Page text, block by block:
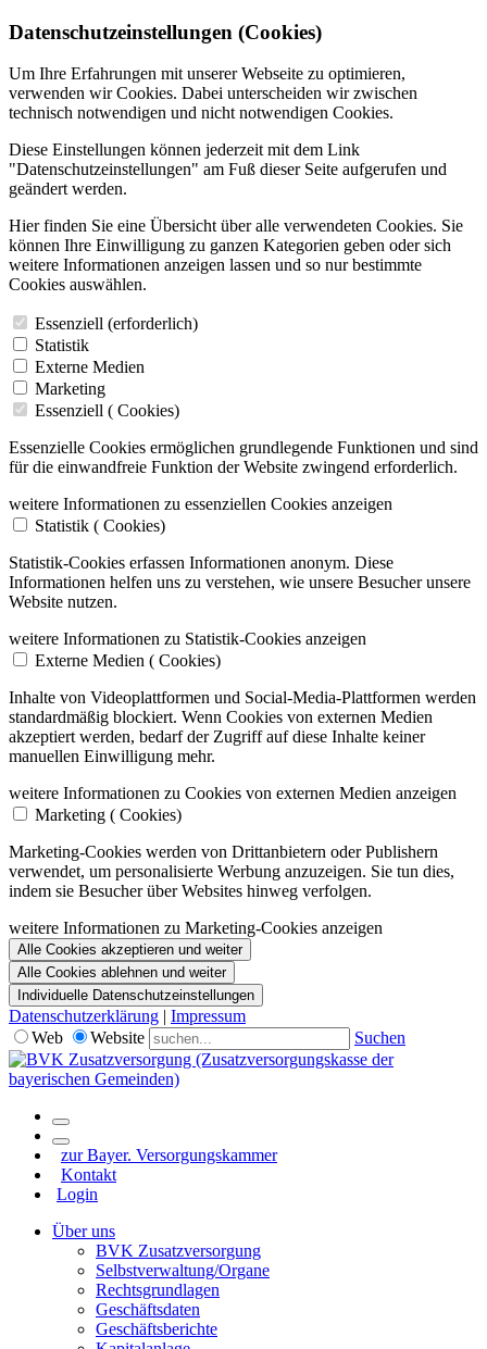
Datenschutzeinstellungen (Cookies)
Um Ihre Erfahrungen mit unserer Webseite zu optimieren,
verwenden wir Cookies. Dabei unterscheiden wir zwischen
technisch notwendigen und nicht notwendigen Cookies.
Diese Einstellungen können jederzeit mit dem Link
"Datenschutzeinstellungen" am Fuß dieser Seite aufgerufen und
geändert werden.
Hier finden Sie eine Übersicht über alle verwendeten Cookies. Sie
können Ihre Einwilligung zu ganzen Kategorien geben oder sich
weitere Informationen anzeigen lassen und so nur bestimmte
Cookies auswählen.
Essenziell (erforderlich)
Statistik
Externe Medien
Marketing
Essenziell ( Cookies)
Essenzielle Cookies ermöglichen grundlegende Funktionen und sind
für die einwandfreie Funktion der Website zwingend erforderlich.
weitere Informationen zu essenziellen Cookies anzeigen
Statistik ( Cookies)
Statistik-Cookies erfassen Informationen anonym. Diese
Informationen helfen uns zu verstehen, wie unsere Besucher unsere
Website nutzen.
weitere Informationen zu Statistik-Cookies anzeigen
Externe Medien ( Cookies)
Inhalte von Videoplattformen und Social-Media-Plattformen werden
standardmäßig blockiert. Wenn Cookies von externen Medien
akzeptiert werden, bedarf der Zugriff auf diese Inhalte keiner
manuellen Einwilligung mehr.
weitere Informationen zu Cookies von externen Medien anzeigen
Marketing ( Cookies)
Marketing-Cookies werden von Drittanbietern oder Publishern
verwendet, um personalisierte Werbung anzuzeigen. Sie tun dies,
indem sie Besucher über Websites hinweg verfolgen.
weitere Informationen zu Marketing-Cookies anzeigen
Alle Cookies akzeptieren und weiter
Alle Cookies ablehnen und weiter
Individuelle Datenschutzeinstellungen
Datenschutzerklärung | Impressum
Web
Website Suchen
zur Bayer. Versorgungskammer
Kontakt
Login
Über uns
BVK Zusatzversorgung
Selbstverwaltung/Organe
Rechtsgrundlagen
Geschäftsdaten
Geschäftsberichte